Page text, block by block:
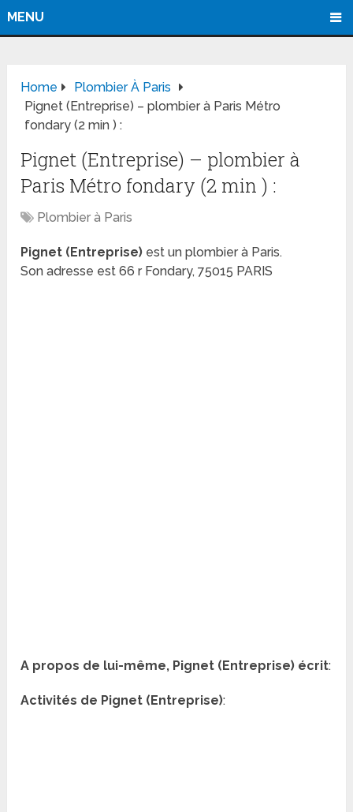
MENU
Home
Plombier À Paris
Pignet (Entreprise) – plombier à Paris Métro
fondary (2 min ) :
Pignet (Entreprise) – plombier à
Paris Métro fondary (2 min ) :
Plombier à Paris
Pignet (Entreprise) est un plombier à Paris.
Son adresse est 66 r Fondary, 75015 PARIS
A propos de lui-même, Pignet (Entreprise) écrit:
Activités de Pignet (Entreprise):